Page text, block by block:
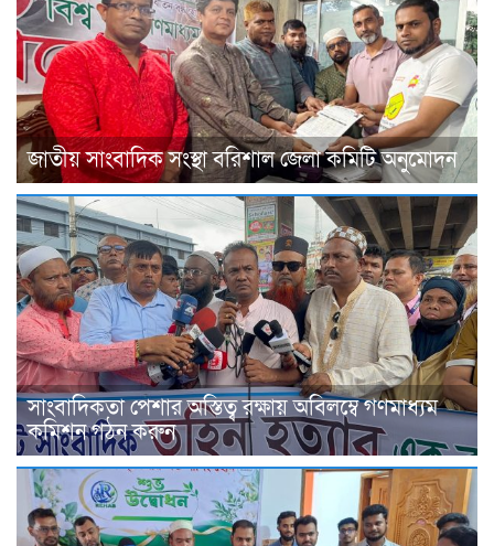
জাতীয় সাংবাদিক সংস্থা বরিশাল জেলা কমিটি অনুমোদন
সাংবাদিকতা পেশার অস্তিত্ব রক্ষায় অবিলম্বে গণমাধ্যম
কমিশন গঠন করুন